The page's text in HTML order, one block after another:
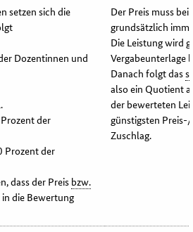
setzen sich die
Dozentinnen und
der
Prozent der
dass der Preis bzw.
die Bewertung
Der Preis muss
grundsätzlich
Die Leistung wird
Vergabeunterlage
Danach folgt das
also ein Quotient
der bewerteten
günstigsten
Zuschlag.